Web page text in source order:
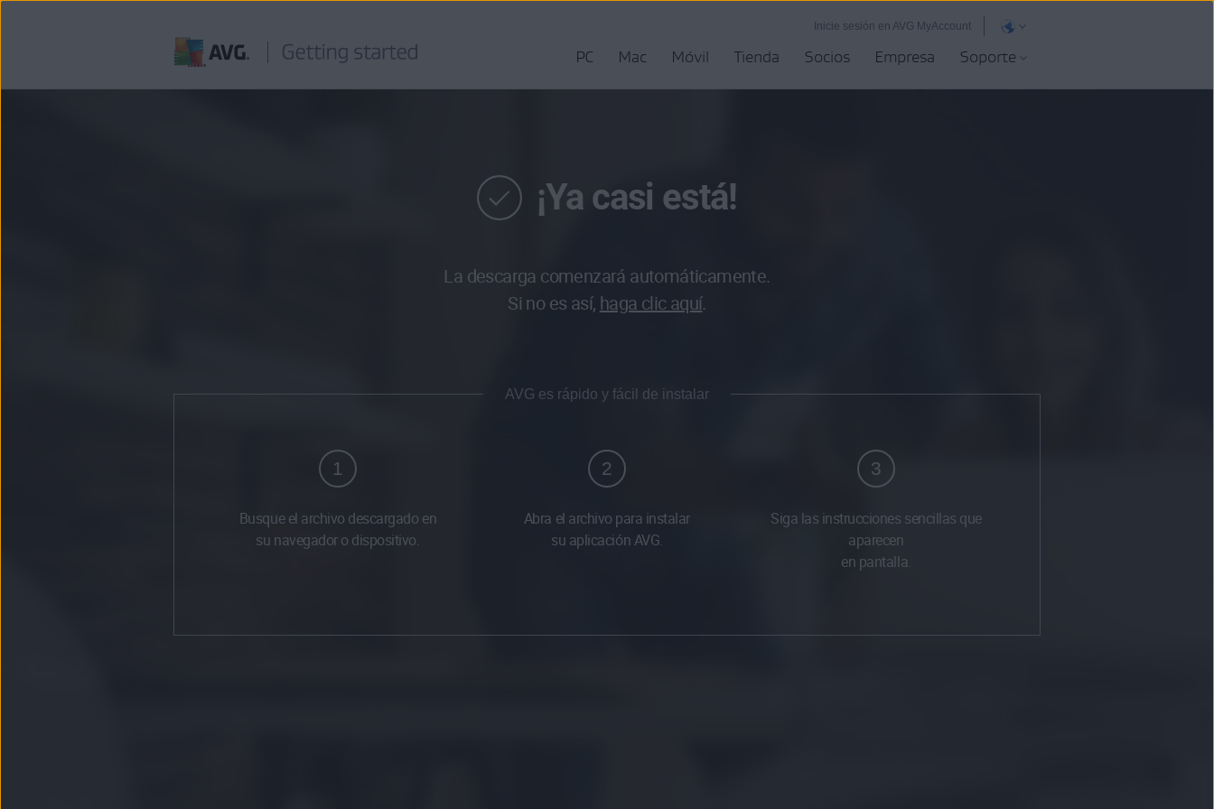
Inicie sesión en AVG MyAccount
PC Mac Móvil Tienda Socios Empresa Soporte
¡Ya casi está!
La descarga comenzará automáticamente.
Si no es así, haga clic aquí.
AVG es rápido y fácil de instalar
1
Busque el archivo descargado en
su navegador o dispositivo.
2
Abra el archivo para instalar
su aplicación AVG.
3
Siga las instrucciones sencillas que
aparecen
en pantalla.